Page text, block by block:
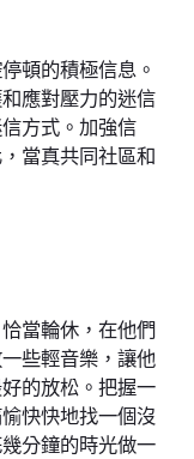
頓的積極信息。
應對壓力的迷信
方式。加強信
當真共同社區和
當輪休，在他們
些輕音樂，讓他
的放松。把握一
快快地找一個沒
分鐘的時光做一